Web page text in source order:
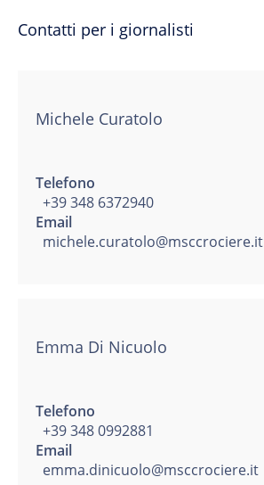
Contatti per i giornalisti
Michele Curatolo
Telefono
+39 348 6372940
Email
michele.curatolo@msccrociere.it
Emma Di Nicuolo
Telefono
+39 348 0992881
Email
emma.dinicuolo@msccrociere.it